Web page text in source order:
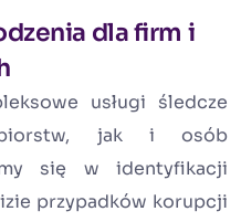
dla firm i
usługi śledcze
jak i osób
się w identyfikacji
przypadków korupcji